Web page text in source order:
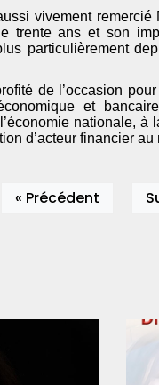
vivement
trente ans et son
particulièrement
de l’occasion
et
nationale, à
d’acteur financier
« Précédent